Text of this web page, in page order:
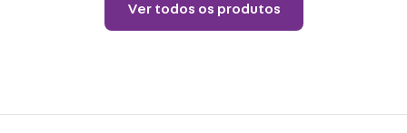
Ver todos os produtos